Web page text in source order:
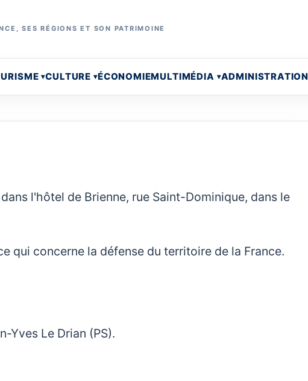
SES RÉGIONS ET SON PATRIMOINE
CULTURE ÉCONOMIEMULTIMÉDIA ADMINISTRATION
l'hôtel de Brienne, rue Saint-Dominique, dans le
qui concerne la défense du territoire de la France.
Yves Le Drian (PS).